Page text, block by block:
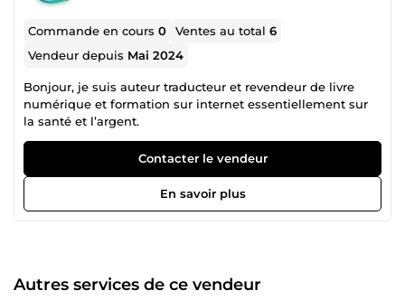
Commande en cours0 Ventes au total6
Vendeur depuis Mai 2024
Bonjour, je suis auteur traducteur et revendeur de livre
numérique et formation sur internet essentiellement sur
la santé et l’argent.
Contacter le vendeur
En savoir plus
Autres services de ce vendeur